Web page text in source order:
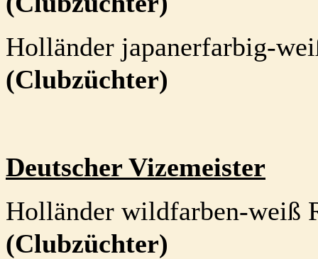
Holländer japanerfarbig-
(Clubzüchter)
Deutscher Vizemeister
Holländer wildfarben-weiß
(Clubzüchter)